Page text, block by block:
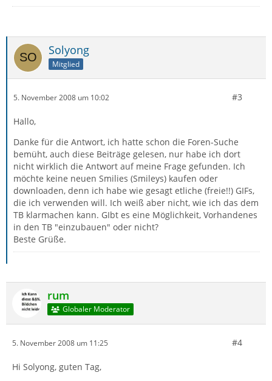
Solyong
Mitglied
5. November 2008 um 10:02 #3
Hallo,
Danke für die Antwort, ich hatte schon die Foren-Suche
bemüht, auch diese Beiträge gelesen, nur habe ich dort
nicht wirklich die Antwort auf meine Frage gefunden. Ich
möchte keine neuen Smilies (Smileys) kaufen oder
downloaden, denn ich habe wie gesagt etliche (freie!!) GIFs,
die ich verwenden will. Ich weiß aber nicht, wie ich das dem
TB klarmachen kann. GIbt es eine Möglichkeit, Vorhandenes
in den TB "einzubauen" oder nicht?
Beste Grüße.
rum
Globaler Moderator
5. November 2008 um 11:25 #4
Hi Solyong, guten Tag,